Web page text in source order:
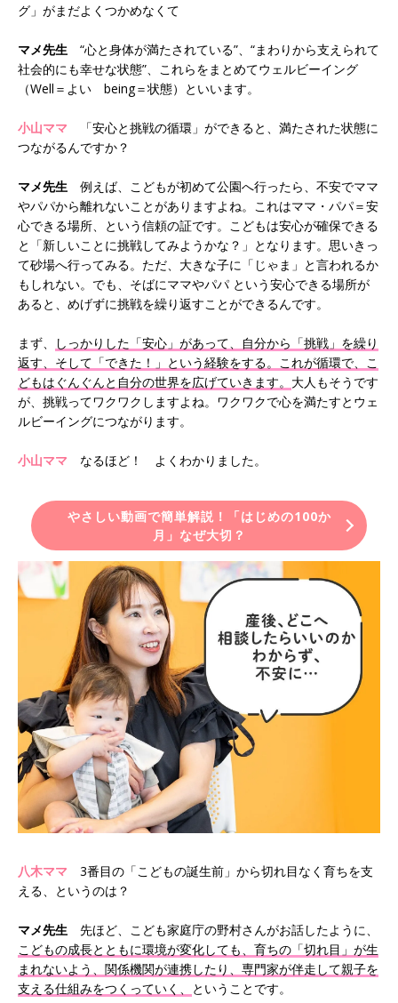
グ」がまだよくつかめなくて
マメ先生 “心と身体が満たされている”、“まわりから支えられて
社会的にも幸せな状態”、これらをまとめてウェルビーイング
（Well＝よい being＝状態）といいます。
小山ママ 「安心と挑戦の循環」ができると、満たされた状態に
つながるんですか？
マメ先生 例えば、こどもが初めて公園へ行ったら、不安でママ
やパパから離れないことがありますよね。これはママ・パパ＝安
心できる場所、という信頼の証です。こどもは安心が確保できる
と「新しいことに挑戦してみようかな？」となります。思いきっ
て砂場へ行ってみる。ただ、大きな子に「じゃま」と言われるか
もしれない。でも、そばにママやパパ という安心できる場所が
あると、めげずに挑戦を繰り返すことができるんです。
まず、
しっかりした「安心」があって、自分から「挑戦」を繰り
返す、そして「できた！」という経験をする。これが循環で、こ
どもはぐんぐんと自分の世界を広げていきます。 大人もそうです
が、挑戦ってワクワクしますよね。ワクワクで心を満たすとウェ
ルビーイングにつながります。
小山ママ なるほど！ よくわかりました。
やさしい動画で簡単解説！「はじめの100か
月」なぜ大切？
八木ママ 3番目の「こどもの誕生前」から切れ目なく育ちを支
える、というのは？
マメ先生 先ほど、こども家庭庁の野村さんがお話したように、
こどもの成長とともに環境が変化しても、育ちの「切れ目」が生
まれないよう、関係機関が連携したり、専門家が伴走して親子を
支える仕組みをつくっていく、
ということです。